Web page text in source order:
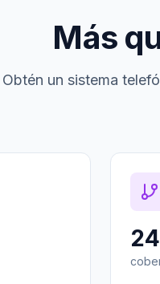
Más
Obtén un sistema